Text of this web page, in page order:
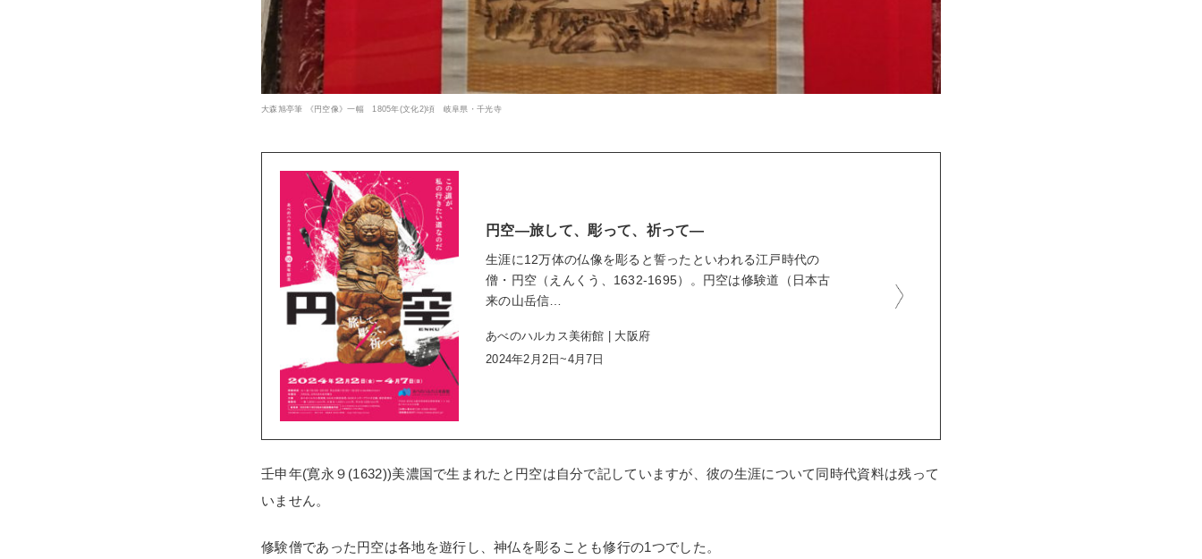
大森旭亭筆 《円空像》一幅 1805年(文化2)頃 岐阜県・千光寺
円空―旅して、彫って、祈って―
生涯に12万体の仏像を彫ると誓ったといわれる江戸時代の
僧・円空（えんくう、1632-1695）。円空は修験道（日本古
来の山岳信…
あべのハルカス美術館 | 大阪府
2024年2月2日~4月7日
壬申年(寛永９(1632))美濃国で生まれたと円空は自分で記していますが、彼の生涯について同時代資料は残って
いません。
修験僧であった円空は各地を遊行し、神仏を彫ることも修行の1つでした。